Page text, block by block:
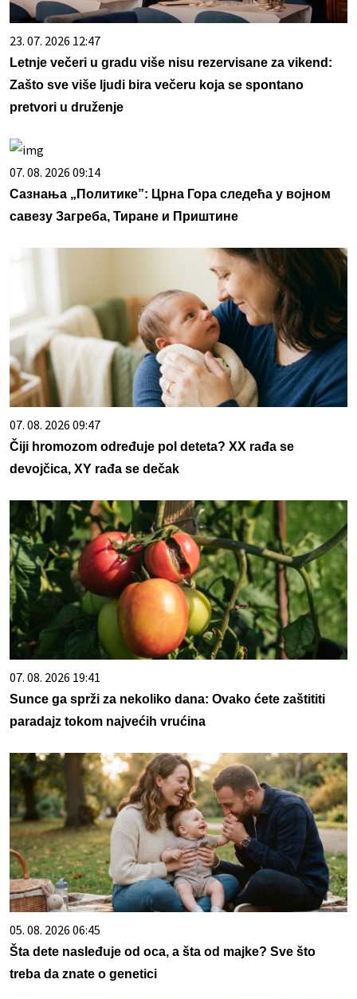
23. 07. 2026 12:47
Letnje večeri u gradu više nisu rezervisane za vikend:
Zašto sve više ljudi bira večeru koja se spontano
pretvori u druženje
07. 08. 2026 09:14
Сазнања „Политике”: Црна Гора следећа у војном
савезу Загреба, Тиране и Приштине
07. 08. 2026 09:47
Čiji hromozom određuje pol deteta? XX rađa se
devojčica, XY rađa se dečak
07. 08. 2026 19:41
Sunce ga sprži za nekoliko dana: Ovako ćete zaštititi
paradajz tokom najvećih vrućina
05. 08. 2026 06:45
Šta dete nasleđuje od oca, a šta od majke? Sve što
treba da znate o genetici